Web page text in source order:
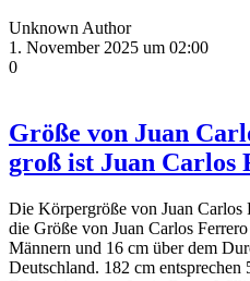
Unknown Author
1. November 2025 um 02:00
0
Größe von Juan
groß ist Juan Carlos
Die Körpergröße von Juan
die Größe von Juan Carlos
Männern und 16 cm über dem
Deutschland. 182 cm